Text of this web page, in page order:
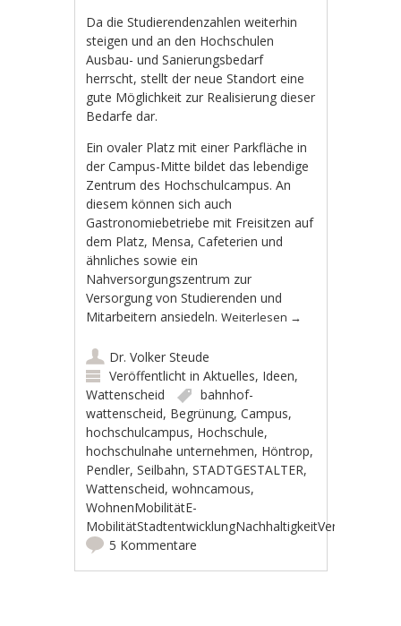
Da die Studierendenzahlen weiterhin
steigen und an den Hochschulen
Ausbau- und Sanierungsbedarf
herrscht, stellt der neue Standort eine
gute Möglichkeit zur Realisierung dieser
Bedarfe dar.
Ein ovaler Platz mit einer Parkfläche in
der Campus-Mitte bildet das lebendige
Zentrum des Hochschulcampus. An
diesem können sich auch
Gastronomiebetriebe mit Freisitzen auf
dem Platz, Mensa, Cafeterien und
ähnliches sowie ein
Nahversorgungszentrum zur
Versorgung von Studierenden und
Mitarbeitern ansiedeln.Weiterlesen →
Dr. Volker Steude
Veröffentlicht inAktuelles, Ideen,
Wattenscheid
bahnhof-
wattenscheid, Begrünung,Campus,
hochschulcampus, Hochschule,
hochschulnahe unternehmen, Höntrop,
Pendler,Seilbahn,STADTGESTALTER,
Wattenscheid,wohncamous,
WohnenMobilitätE-
5 Kommentare